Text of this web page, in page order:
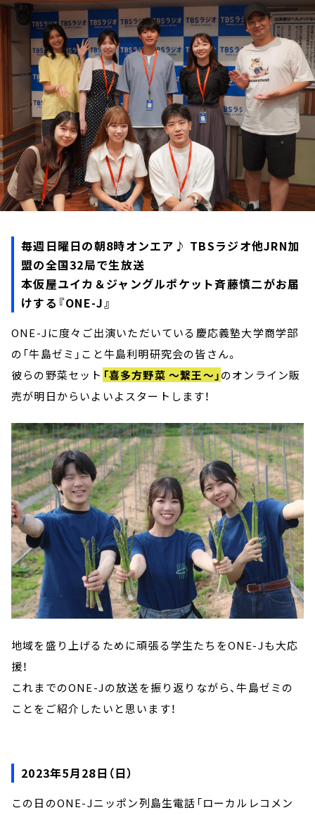
お知らせ
イベント・グッズ
YouTube
会社情報
毎週日曜日の朝8時オンエア♪ TBSラジオ他JRN加
盟の全国32局で生放送
本仮屋ユイカ＆ジャングルポケット斉藤慎二がお届
けする『ONE-J』
ONE-Jに度々ご出演いただいている慶応義塾大学商学部
の「牛島ゼミ」こと牛島利明研究会の皆さん。
彼らの野菜セット 「喜多方野菜 ～繋王～」のオンライン販
売が明日からいよいよスタートします！
地域を盛り上げるために頑張る学生たちをONE-Jも大応
援！
これまでのONE-Jの放送を振り返りながら、牛島ゼミの
ことをご紹介したいと思います！
2023年5月28日（日）
この日のONE-Jニッポン列島生電話「ローカルレコメン